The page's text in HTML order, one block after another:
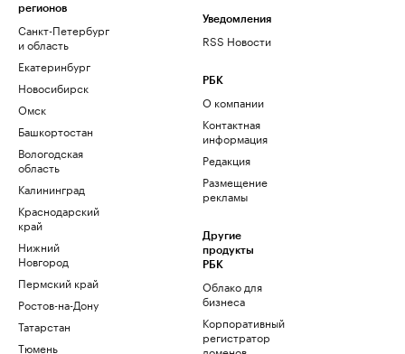
регионов
Санкт-Петербург
и область
Екатеринбург
Новосибирск
Омск
Башкортостан
Вологодская
область
Калининград
Краснодарский
край
Нижний
Новгород
Пермский край
Ростов-на-Дону
Татарстан
Тюмень
Уведомления
RSS Новости
РБК
О компании
Контактная
информация
Редакция
Размещение
рекламы
Другие
продукты
РБК
Облако для
бизнеса
Корпоративный
регистратор